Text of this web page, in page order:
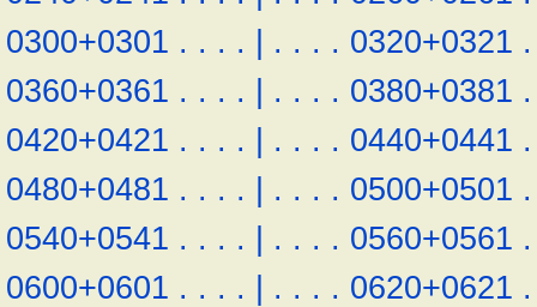
0300+0301 . . . . | . . . . 0320+0321 .
0360+0361 . . . . | . . . . 0380+0381 .
0420+0421 . . . . | . . . . 0440+0441 .
0480+0481 . . . . | . . . . 0500+0501 .
0540+0541 . . . . | . . . . 0560+0561 .
0600+0601 . . . . | . . . . 0620+0621 .